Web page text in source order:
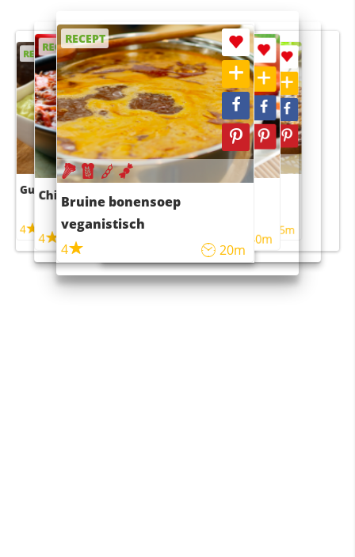
RECEPT
Guacamole
4
RECEPT
Chili con carne
4
RECEPT
Bruine bonensoep
veganistisch
4
20m
RECEPT
Sushi rijstsalade
maaltijdsalade
40m
RECEPT
4 55m